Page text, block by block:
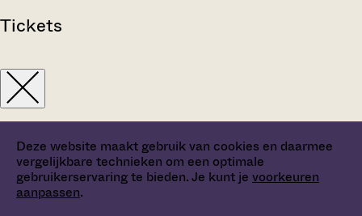
Deze website maakt gebruik van cookies en daarmee
vergelijkbare technieken om een optimale
gebruikerservaring te bieden. Je kunt je voorkeuren
aanpassen.
Tickets